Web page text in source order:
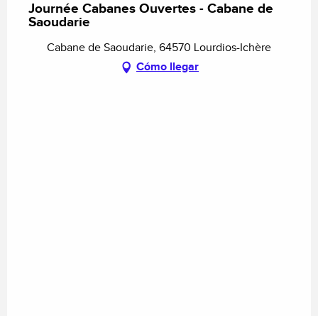
Journée Cabanes Ouvertes - Cabane de
Saoudarie
Cabane de Saoudarie, 64570 Lourdios-Ichère
Cómo llegar